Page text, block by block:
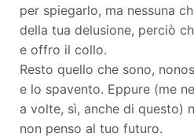
per spiegarlo, ma nessuna
della tua delusione, perciò
e offro il collo.
Resto quello che sono,
e lo spavento. Eppure (me
a volte, sì, anche di questo)
non penso al tuo futuro.